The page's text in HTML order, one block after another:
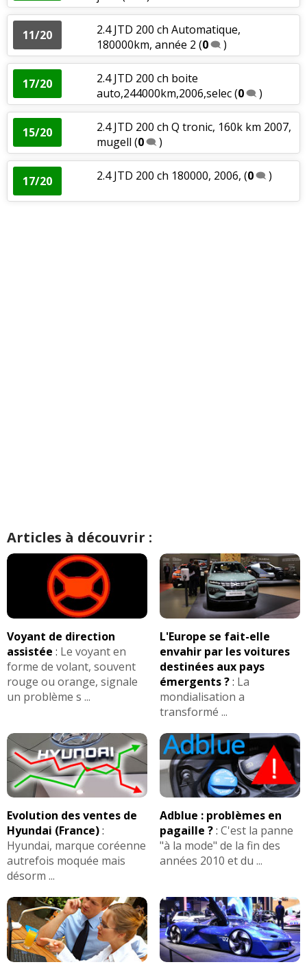
11/20
2.4 JTD 200 ch Automatique,
180000km, année 2 (0 )
17/20
2.4 JTD 200 ch boite
auto,244000km,2006,selec(0 )
15/20
2.4 JTD 200 ch Q tronic, 160k km 2007,
mugell (0 )
17/20 2.4 JTD 200 ch 180000, 2006, (0 )
Articles à découvrir :
Voyant de direction
assistée : Le voyant en
forme de volant, souvent
rouge ou orange, signale
un problème s ...
L'Europe se fait-elle
envahir par les voitures
destinées aux pays
émergents ?: La
mondialisation a
transformé ...
Evolution des ventes de
Hyundai (France):
Hyundai, marque coréenne
autrefois moquée mais
désorm ...
Adblue : problèmes en
pagaille ?: C'est la panne
"à la mode" de la fin des
années 2010 et du ...